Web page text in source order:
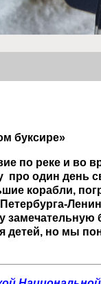
буксире»
по реке и во
про один день
корабли,
замечательную
детей, но мы